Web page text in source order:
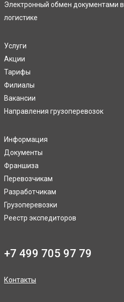
Электронный обмен документами в
логистике
Услуги
Акции
Тарифы
Филиалы
Вакансии
Направления грузоперевозок
Информация
Документы
Франшиза
Перевозчикам
Разработчикам
Грузоперевозки
Реестр экспедиторов
+7 499 705 97 79
Контакты